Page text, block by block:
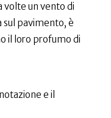
volte un vento di
sul pavimento, è
il loro profumo di
e il